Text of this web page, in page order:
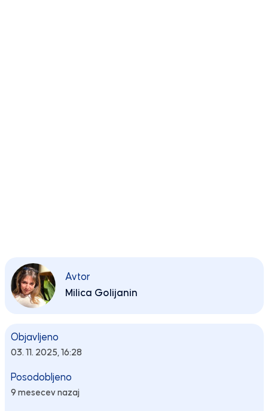
Avtor
Milica Golijanin
Objavljeno
03. 11. 2025, 16:28
Posodobljeno
9 mesecev nazaj